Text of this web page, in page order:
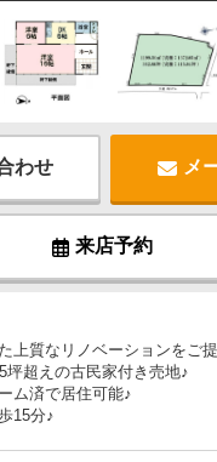
わせ メ
来店予約
上質なリノベーションをご
坪超えの古民家付き売地♪
ム済で居住可能♪
15分♪